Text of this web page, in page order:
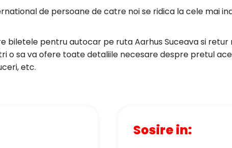
de persoane de catre noi se ridica la cele mai
biletele pentru autocar pe ruta Aarhus Suceava si
o sa va ofere toate detaliile necesare despre pretul
etc.
Sosire in: